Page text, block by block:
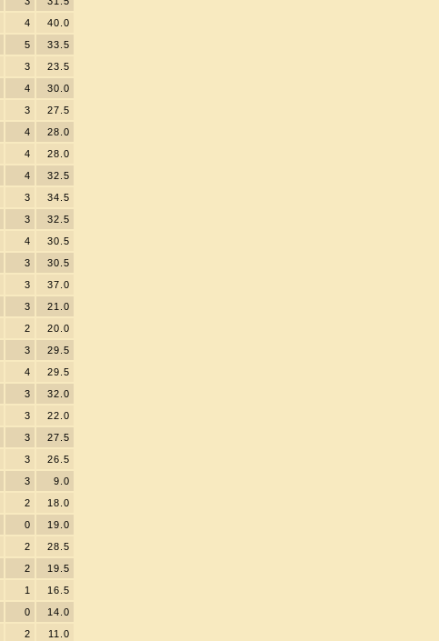
4
40.0
5
33.5
3
23.5
4
30.0
3
27.5
4
28.0
4
28.0
4
32.5
3
34.5
3
32.5
4
30.5
3
30.5
3
37.0
3
21.0
2
20.0
3
29.5
4
29.5
3
32.0
3
22.0
3
27.5
3
26.5
3
9.0
2
18.0
0
19.0
2
28.5
2
19.5
1
16.5
0
14.0
2
11.0